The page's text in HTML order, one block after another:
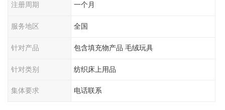
注册周期 一个月
服务地区 全国
针对产品 包含填充物产品 毛绒玩具
针对类别 纺织床上用品
集体要求 电话联系